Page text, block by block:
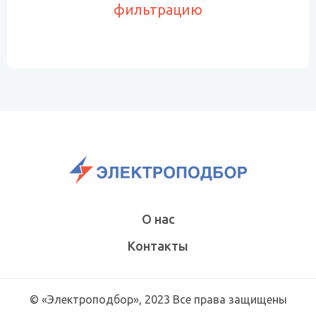
фильтрацию
О нас
Контакты
© «Электроподбор», 2023 Все права защищены